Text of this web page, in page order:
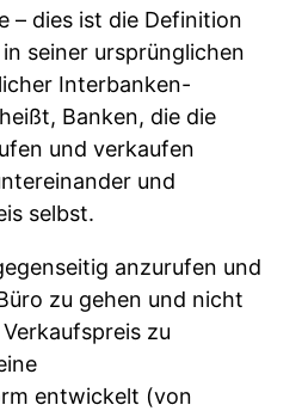
– dies ist die Definition
in seiner ursprünglichen
Interbanken-
Banken, die die
und verkaufen
und
selbst.
anzurufen und
zu gehen und nicht
zu
entwickelt (von